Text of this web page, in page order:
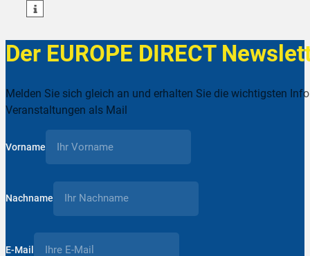
teilen
Der EUROPE DIRECT
Melden Sie sich gleich an und erhalten Sie die wichtigsten
Veranstaltungen als Mail
Vorname
Nachname
E-Mail